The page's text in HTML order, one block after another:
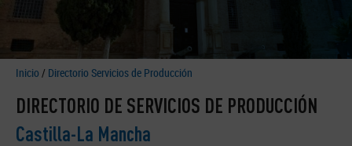
Inicio / Directorio Servicios de Producción
DIRECTORIO DE SERVICIOS DE PRODUCCIÓN
Castilla-La Mancha